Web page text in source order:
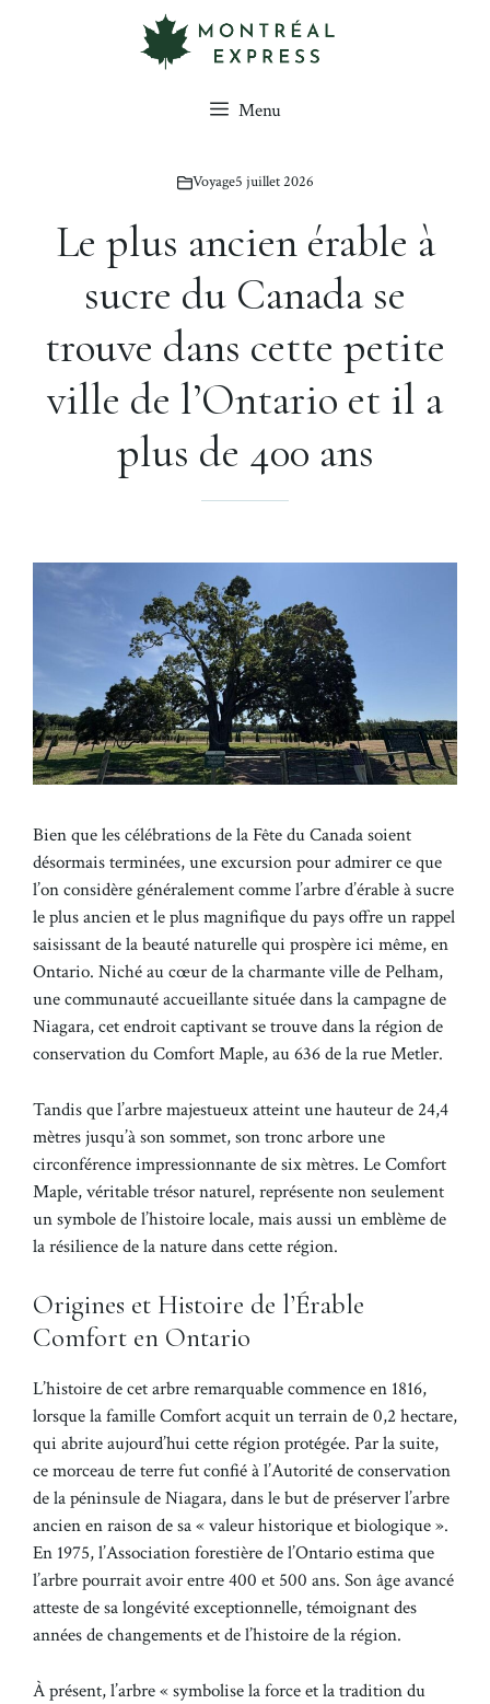
Menu
Voyage5 juillet 2026
Le plus ancien érable à
sucre du Canada se
trouve dans cette petite
ville de l’Ontario et il a
plus de 400 ans
Bien que les célébrations de la Fête du Canada soient
désormais terminées, une excursion pour admirer ce que
l’on considère généralement comme l’arbre d’érable à sucre
le plus ancien et le plus magnifique du pays offre un rappel
saisissant de la beauté naturelle qui prospère ici même, en
Ontario. Niché au cœur de la charmante ville de Pelham,
une communauté accueillante située dans la campagne de
Niagara, cet endroit captivant se trouve dans la région de
conservation du Comfort Maple, au 636 de la rue Metler.
Tandis que l’arbre majestueux atteint une hauteur de 24,4
mètres jusqu’à son sommet, son tronc arbore une
circonférence impressionnante de six mètres. Le Comfort
Maple, véritable trésor naturel, représente non seulement
un symbole de l’histoire locale, mais aussi un emblème de
la résilience de la nature dans cette région.
Origines et Histoire de l’Érable
Comfort en Ontario
L’histoire de cet arbre remarquable commence en 1816,
lorsque la famille Comfort acquit un terrain de 0,2 hectare,
qui abrite aujourd’hui cette région protégée. Par la suite,
ce morceau de terre fut confié à l’Autorité de conservation
de la péninsule de Niagara, dans le but de préserver l’arbre
ancien en raison de sa « valeur historique et biologique ».
En 1975, l’Association forestière de l’Ontario estima que
l’arbre pourrait avoir entre 400 et 500 ans. Son âge avancé
atteste de sa longévité exceptionnelle, témoignant des
années de changements et de l’histoire de la région.
À présent, l’arbre « symbolise la force et la tradition du